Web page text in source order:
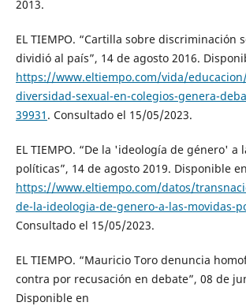
2013.
EL TIEMPO. “Cartilla sobre discriminación
dividió al país”, 14 de agosto 2016.
https://www.eltiempo.com/vida/
diversidad-sexual-en-colegios-genera-
39931 . Consultado el 15/05/2023.
EL TIEMPO. “De la 'ideología de género' a
políticas”, 14 de agosto 2019. Disponible en
https://www.eltiempo.com/datos/
de-la-ideologia-de-genero-a-las-movidas-
Consultado el 15/05/2023.
EL TIEMPO. “Mauricio Toro denuncia
contra por recusación en debate”, 08 de
Disponible en